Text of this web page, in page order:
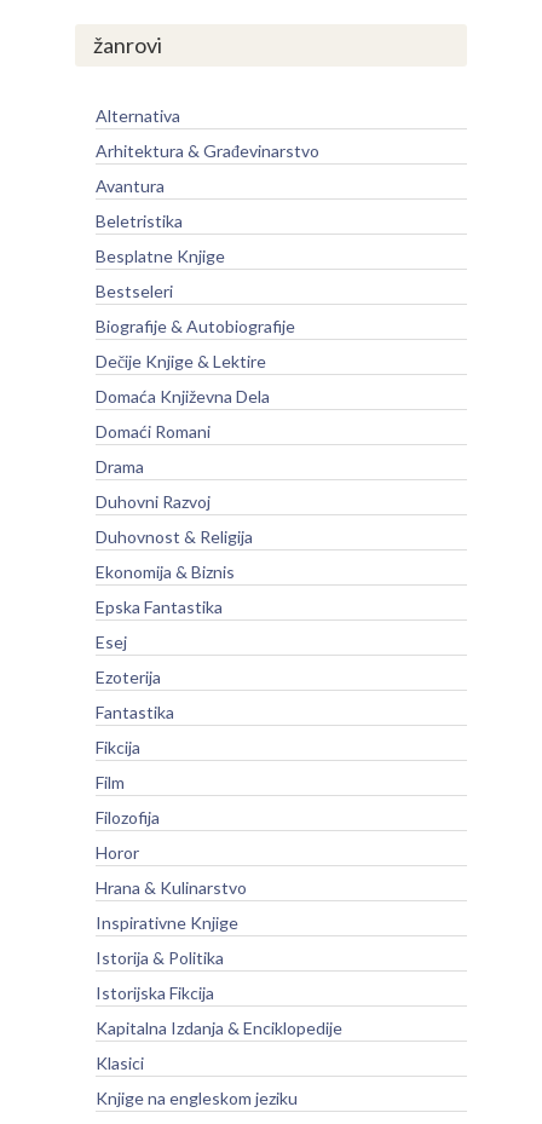
žanrovi
Alternativa
Arhitektura & Građevinarstvo
Avantura
Beletristika
Besplatne Knjige
Bestseleri
Biografije & Autobiografije
Dečije Knjige & Lektire
Domaća Književna Dela
Domaći Romani
Drama
Duhovni Razvoj
Duhovnost & Religija
Ekonomija & Biznis
Epska Fantastika
Esej
Ezoterija
Fantastika
Fikcija
Film
Filozofija
Horor
Hrana & Kulinarstvo
Inspirativne Knjige
Istorija & Politika
Istorijska Fikcija
Kapitalna Izdanja & Enciklopedije
Klasici
Knjige na engleskom jeziku